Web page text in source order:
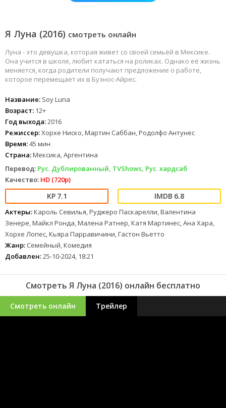
Я Луна (2016) смотреть онлайн
Луна - это девушка, которая живет со своей семьёй в Мексике.
Она учится в школе, любит кататься на роликах. Однако её жизнь
меняется, когда родители получают предложение о работе,
которое перемещает их в Буэнос-Айрес.
Название: Soy Luna
Возраст: 12+
Год выхода:2016
Режиссер:Хорхе Ниско, Мартин Саббан, Родолфо Антунес
Время:45 мин
Страна:Мексика, Аргентина
Перевод: Рус. Дублированный, TVShows, Рус. хардсаб
Качество: HD (720p)
7.1 6.8
Актеры:Кароль Севилья, Руджеро Паскарелли, Валентина
Зенере, Майкл Ронда, Малена Ратнер, Катя Мартинес, Ана Хара,
Хорхе Лопес, Кьяра Парравичини, Гастон Вьетто
Жанр: Семейный, Комедия
Добавлен:25-10-2024, 18:21
Смотреть Я Луна (2016) онлайн бесплатно
Смотреть онлайн Трейлер